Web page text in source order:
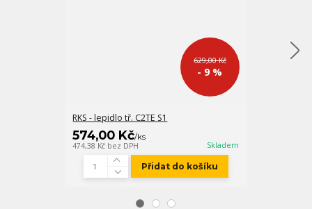
629,00 Kč
- 9 %
RKS - lepidlo tř. C2TE S1
574,00 Kč/ks
474,38 Kč bez DPH Skladem
Přidat do košíku